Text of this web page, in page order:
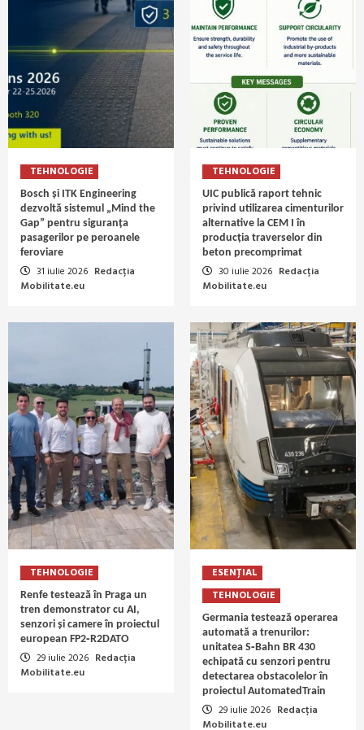
TEHNOLOGIE
Bosch și ITK Engineering
dezvoltă sistemul „Mind the
Gap” pentru siguranța
pasagerilor pe peroanele
feroviare
31 iulie 2026 Redacția
Mobilitate.eu
TEHNOLOGIE
UIC publică raport tehnic
privind utilizarea cimenturilor
alternative la CEM I în
producția traverselor din
beton precomprimat
30 iulie 2026 Redacția
Mobilitate.eu
TEHNOLOGIE
Renfe testează în Praga un
tren demonstrator cu AI,
senzori și camere în proiectul
european FP2‑R2DATO
29 iulie 2026 Redacția
Mobilitate.eu
ESENȚIAL
TEHNOLOGIE
Germania testează operarea
automată a trenurilor:
unitatea S‑Bahn BR 430
echipată cu senzori pentru
detectarea obstacolelor în
proiectul AutomatedTrain
29 iulie 2026 Redacția
Mobilitate.eu